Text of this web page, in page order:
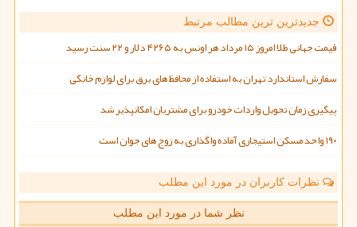
جدیدترین ترین مطالب مرتبط
قیمت جهانی طلا امروز ۱۵ مرداد هر اونس به ۴۲۶۵ دلار و ۲۲ سنت رسید
سفارش استاندارد تهران به استفاده از محافظ های برق برای لوازم خانگی
پیگیری زمان تحویل واردات خودرو برای مشتریان امکانپذیر شد
۱۹۰ واحد مسکن استیجاری آماده واگذاری به زوج های جوان است
نظرات کاربران در مورد این مطلب
نظر شما در مورد این مطلب